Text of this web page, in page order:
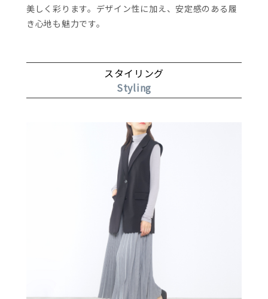
美しく彩ります。デザイン性に加え、安定感のある履
き心地も魅力です。
スタイリング
Styling